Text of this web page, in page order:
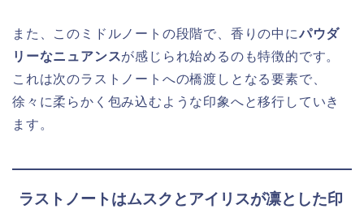
また、このミドルノートの段階で、香りの中にパウダ
リーなニュアンスが感じられ始めるのも特徴的です。
これは次のラストノートへの橋渡しとなる要素で、
徐々に柔らかく包み込むような印象へと移行していき
ます。
ラストノートはムスクとアイリスが凛とした印